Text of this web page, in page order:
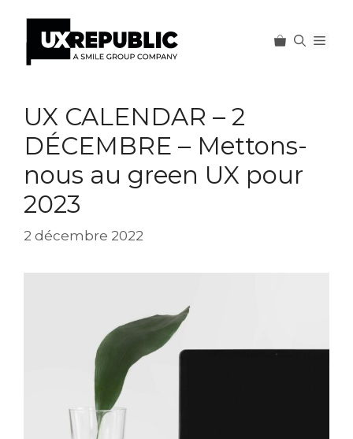
contenu
UX CALENDAR – 2
DÉCEMBRE – Mettons-
nous au green UX pour
2023
2 décembre 2022